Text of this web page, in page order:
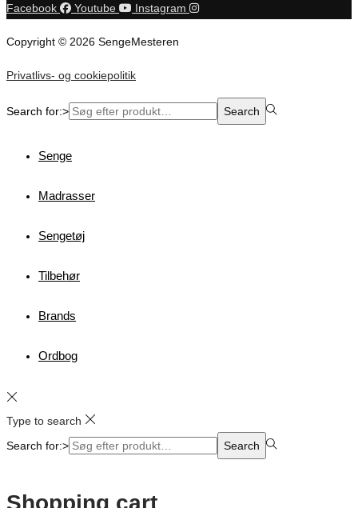
Facebook
Youtube Instagram
Copyright © 2026 SengeMesteren
Privatlivs- og cookiepolitik
Search for:> Search
Senge
Madrasser
Sengetøj
Tilbehør
Brands
Ordbog
Type to search
Search for:>
Search
Shopping cart